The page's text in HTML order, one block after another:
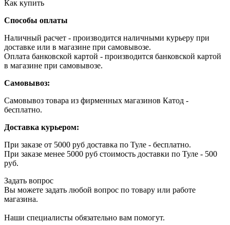
Как купить
Способы оплаты
Наличный расчет - производится наличными курьеру при
доставке или в магазине при самовывозе.
Оплата банковской картой - производится банковской картой
в магазине при самовывозе.
Самовывоз:
Самовывоз товара из фирменных магазинов Катод -
бесплатно.
Доставка курьером:
При заказе от 5000 руб доставка по Туле - бесплатно.
При заказе менее 5000 руб стоимость доставки по Туле - 500
руб.
Задать вопрос
Вы можете задать любой вопрос по товару или работе
магазина.
Наши специалисты обязательно вам помогут.